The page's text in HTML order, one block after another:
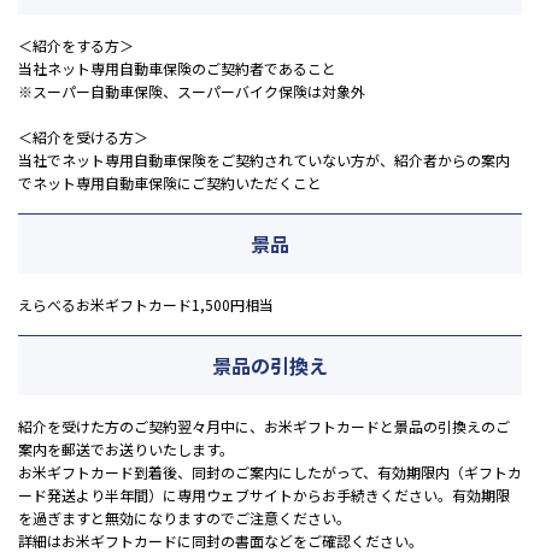
＜紹介をする方＞
当社ネット専用自動車保険のご契約者であること
※スーパー自動車保険、スーパーバイク保険は対象外
＜紹介を受ける方＞
当社でネット専用自動車保険をご契約されていない方が、紹介者からの案内
でネット専用自動車保険にご契約いただくこと
景品
えらべるお米ギフトカード1,500円相当
景品の引換え
紹介を受けた方のご契約翌々月中に、お米ギフトカードと景品の引換えのご
案内を郵送でお送りいたします。
お米ギフトカード到着後、同封のご案内にしたがって、有効期限内（ギフトカ
ード発送より半年間）に専用ウェブサイトからお手続きください。有効期限
を過ぎますと無効になりますのでご注意ください。
詳細はお米ギフトカードに同封の書面などをご確認ください。